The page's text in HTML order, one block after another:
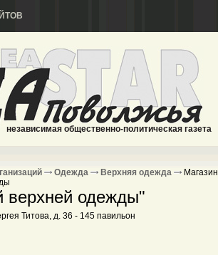
независимая общественно-политическая газета
Одежда Верхняя одежда
Магазин
верхней одежды"
Титова, д. 36 - 145 павильон